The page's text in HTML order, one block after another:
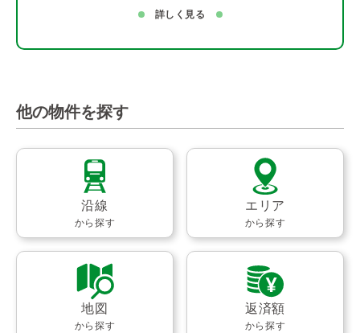
詳しく見る
他の物件を探す
沿線
から探す
エリア
から探す
地図
から探す
返済額
から探す